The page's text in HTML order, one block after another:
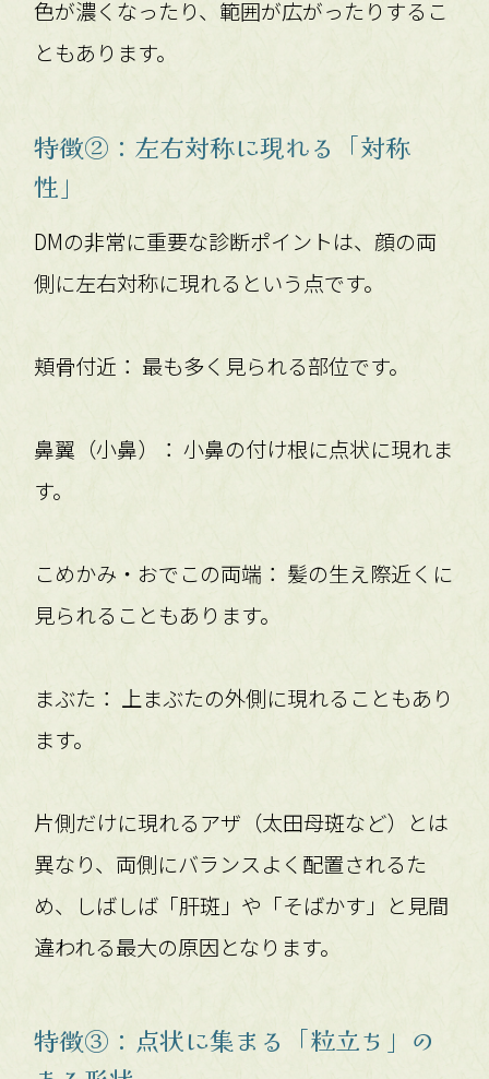
色が濃くなったり、範囲が広がったりするこ
ともあります。
特徴②：左右対称に現れる「対称
性」
DMの非常に重要な診断ポイントは、顔の両
側に左右対称に現れるという点です。
頬骨付近： 最も多く見られる部位です。
鼻翼（小鼻）： 小鼻の付け根に点状に現れま
す。
こめかみ・おでこの両端： 髪の生え際近くに
見られることもあります。
まぶた： 上まぶたの外側に現れることもあり
ます。
片側だけに現れるアザ（太田母斑など）とは
異なり、両側にバランスよく配置されるた
め、しばしば「肝斑」や「そばかす」と見間
違われる最大の原因となります。
特徴③：点状に集まる「粒立ち」の